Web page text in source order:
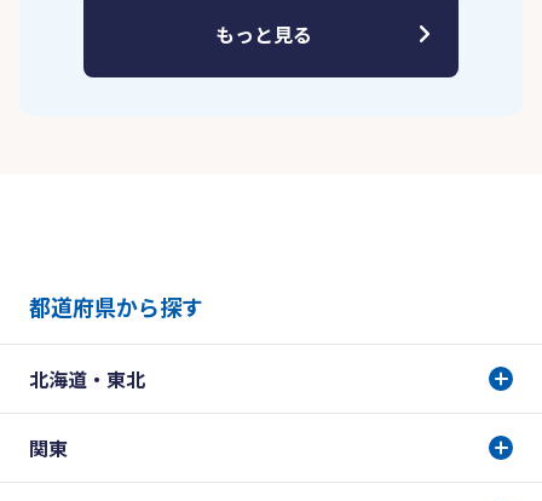
もっと見る
都道府県から探す
北海道・東北
関東